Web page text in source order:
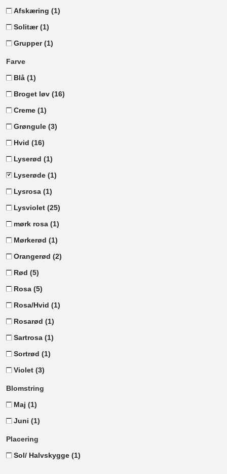
Afskæring (1)
Solitær(1)
Grupper(1)
Farve
Blå (1)
Broget løv (16)
Creme (1)
Grøngule (3)
Hvid (16)
Lyserød (1)
Lyserøde (1)
Lysrosa (1)
Lysviolet (25)
mørk rosa (1)
Mørkerød (1)
Orangerød (2)
Rød (5)
Rosa (5)
Rosa/Hvid (1)
Rosarød (1)
Sartrosa (1)
Sortrød (1)
Violet (3)
Blomstring
Maj (1)
Juni (1)
Placering
Sol/ Halvskygge (1)